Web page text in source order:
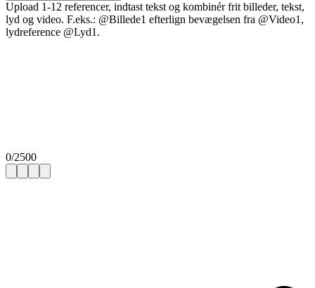
Upload 1-12 referencer, indtast tekst og kombinér frit billeder, tekst,
lyd og video. F.eks.: @Billede1 efterlign bevægelsen fra @Video1,
lydreference @Lyd1.
0/2500